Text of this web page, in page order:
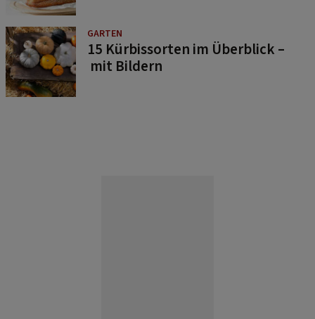
GARTEN
15 Kürbissorten im Überblick –
mit Bildern